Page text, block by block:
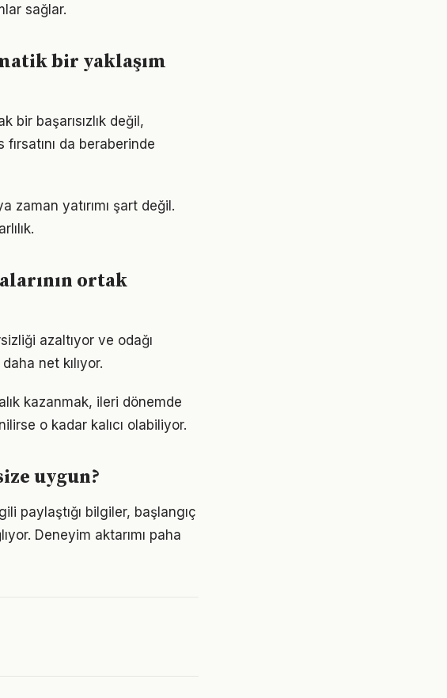
sağlar.
bir yaklaşım
bir başarısızlık değil,
da beraberinde
zaman yatırımı şart değil.
ortak
azaltıyor ve odağı
net kılıyor.
kazanmak, ileri dönemde
o kadar kalıcı olabiliyor.
uygun?
paylaştığı bilgiler, başlangıç
Deneyim aktarımı paha